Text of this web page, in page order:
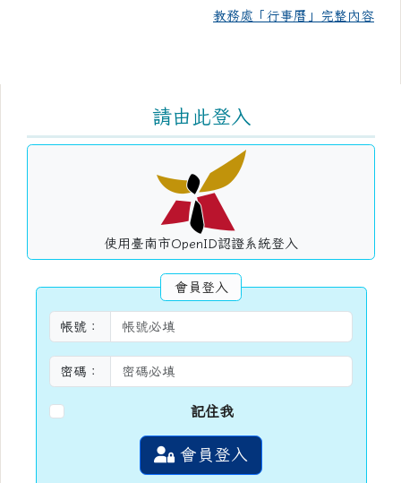
教務處「行事曆」完整內容
請由此登入
使用臺南市OpenID認證系統登入
會員登入
帳號：
密碼：
記住我
會員登入